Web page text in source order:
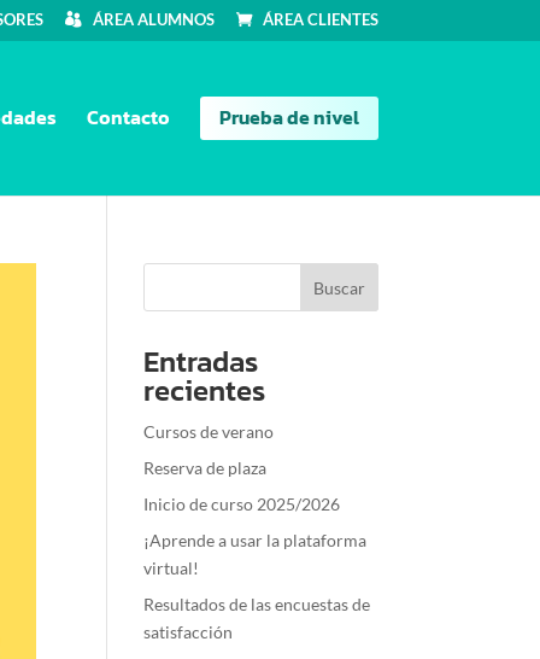
ÁREA ALUMNOS ÁREA CLIENTES
Contacto Prueba de nivel
Entradas
recientes
Cursos de verano
Reserva de plaza
Inicio de curso 2025/2026
¡Aprende a usar la plataforma
virtual!
Resultados de las encuestas de
satisfacción